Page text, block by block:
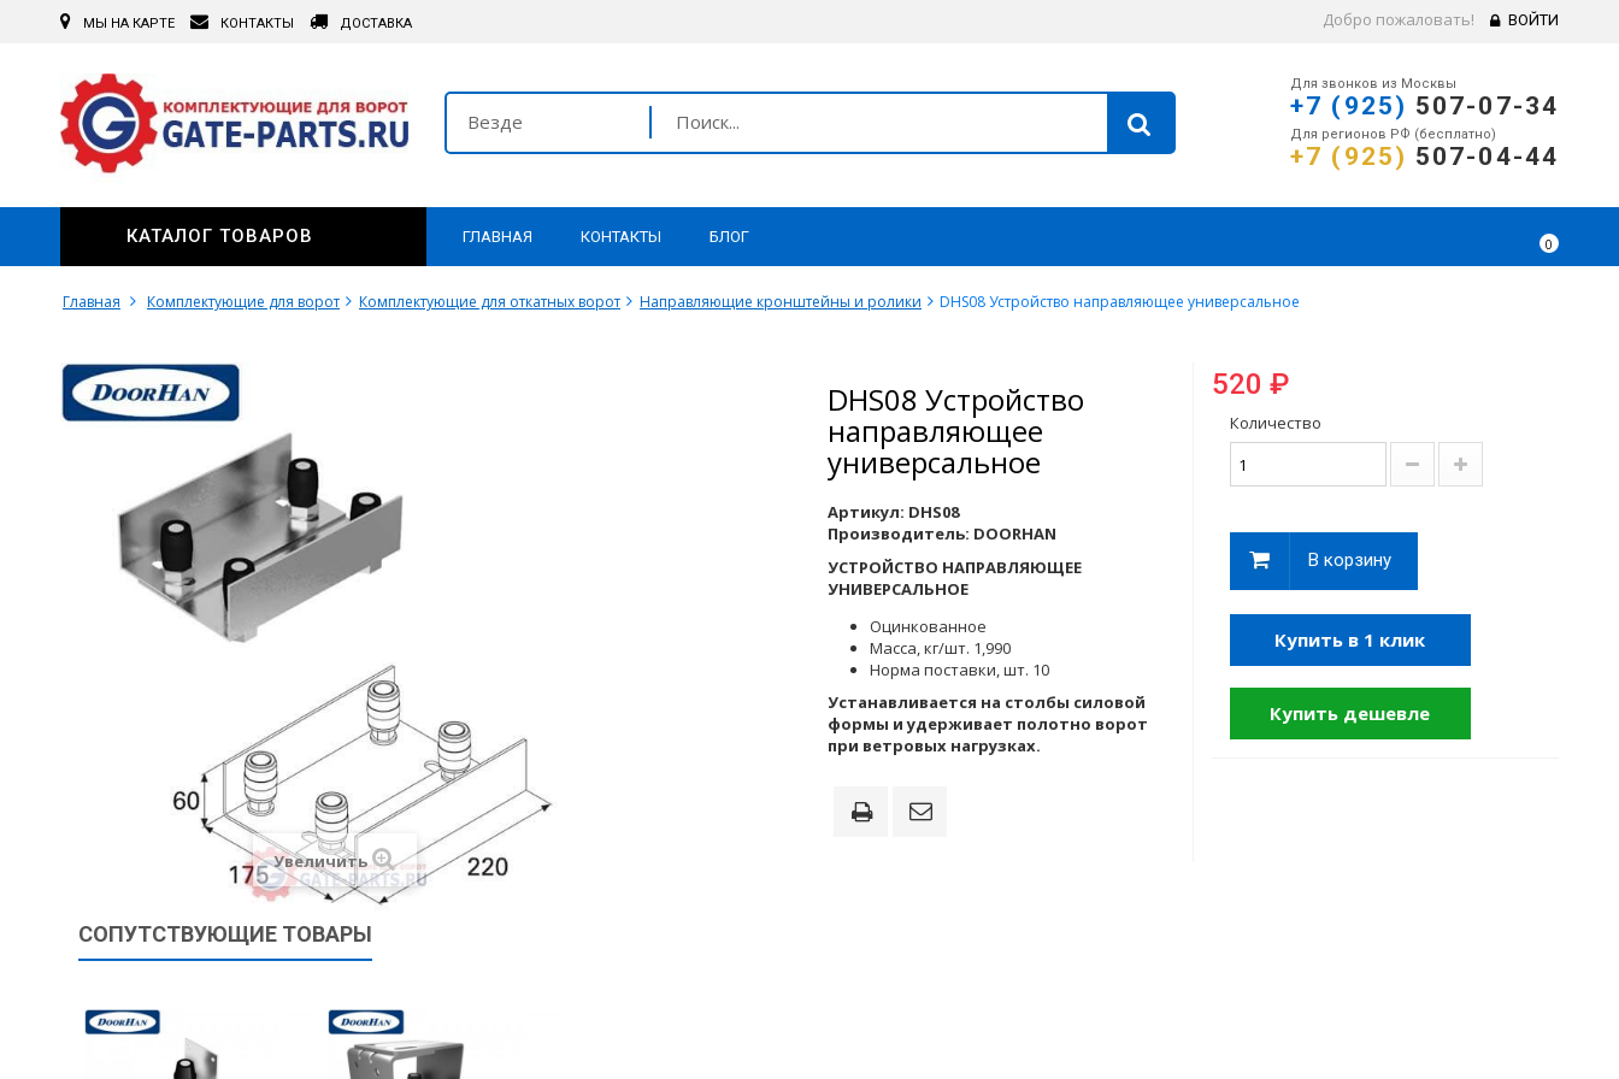
Добро пожаловать! ВОЙТИ
МЫ НА КАРТЕ КОНТАКТЫ ДОСТАВКА
Везде
Для звонков из Москвы
+7 (925) 507-07-34
Для регионов РФ (бесплатно)
+7 (925) 507-04-44
0
ГЛАВНАЯ КОНТАКТЫ БЛОГ
КАТАЛОГ ТОВАРОВ
Главная Комплектующие для ворот Комплектующие для откатных ворот Направляющие кронштейны и ролики DHS08 Устройство направляющее универсальное
Увеличить
DHS08 Устройство
направляющее
универсальное
Артикул: DHS08
Производитель: DOORHAN
УСТРОЙСТВО НАПРАВЛЯЮЩЕЕ
УНИВЕРСАЛЬНОЕ
Оцинкованное
Масса, кг/шт. 1,990
Норма поставки, шт. 10
Устанавливается на столбы силовой
формы и удерживает полотно ворот
при ветровых нагрузках.
520 ₽
Количество
В корзину
Купить в 1 клик
Купить дешевле
СОПУТСТВУЮЩИЕ ТОВАРЫ